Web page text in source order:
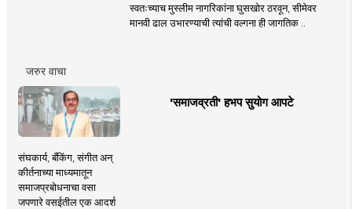
स्वतःच्याच मुस्लीम नागरिकांना घुसखोर ठरवून, सीमेवर
मानवी ढाल उभारण्याची त्यांची वल्गना ही जागतिक ..
जरुर वाचा
'समाजव्रती' हभप सुयोग आपटे
संघकार्य, बँकिंग, संगीत अन्
कीर्तनाच्या माध्यमातून
समाजप्रबोधनाचा वसा
जपणारे वसईतील एक आदर्श